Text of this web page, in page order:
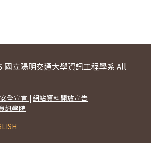
立陽明交通大學資訊工程學系 All
全宣言 | 網站資料開放宣告
訊學院